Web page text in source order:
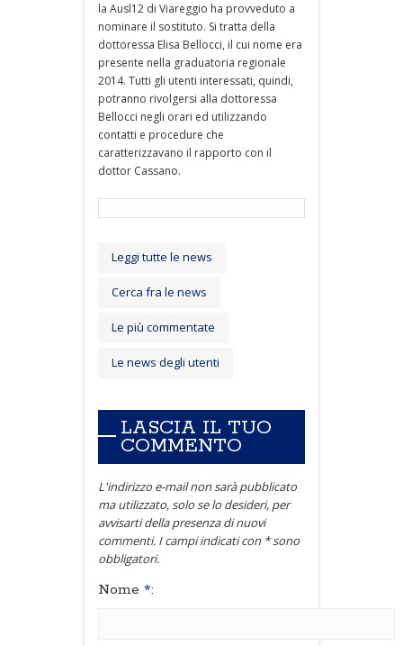
la Ausl12 di Viareggio ha provveduto a
nominare il sostituto. Si tratta della
dottoressa Elisa Bellocci, il cui nome era
presente nella graduatoria regionale
2014. Tutti gli utenti interessati, quindi,
potranno rivolgersi alla dottoressa
Bellocci negli orari ed utilizzando
contatti e procedure che
caratterizzavano il rapporto con il
dottor Cassano.
Leggi tutte le news
Cerca fra le news
Le più commentate
Le news degli utenti
LASCIA IL TUO
COMMENTO
L'indirizzo e-mail non sarà pubblicato
ma utilizzato, solo se lo desideri, per
avvisarti della presenza di nuovi
commenti. I campi indicati con * sono
obbligatori.
Nome *: